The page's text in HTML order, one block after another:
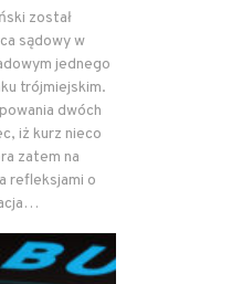
został
sądowy w
jednego
trójmiejskim.
dwóch
iż kurz nieco
zatem na
refleksjami o